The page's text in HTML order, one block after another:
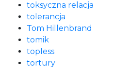
toksyczna relacja
tolerancja
Tom Hillenbrand
tomik
topless
tortury